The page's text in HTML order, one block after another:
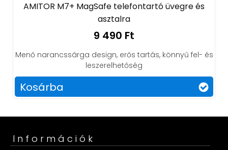
AMITOR M7+ MagSafe telefontartó üvegre és
asztalra
9 490 Ft
Menő narancssárga design, erős tartás, könnyű fel- és
leszerelhetőség
Kosárba
Információk